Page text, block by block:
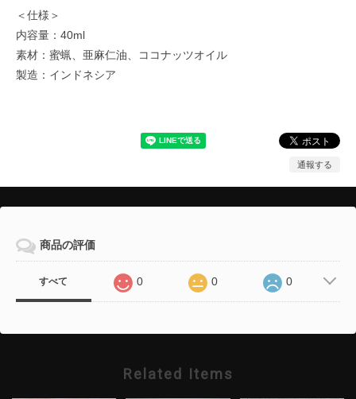
＜仕様＞
内容量：40ml
素材：蜜蝋、亜麻仁油、ココナッツオイル
製造：インドネシア
通報する
商品の評価
すべて 0 0 0
Related Items